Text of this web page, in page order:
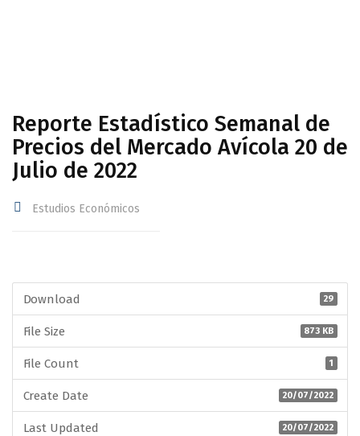
Reporte Estadístico Semanal de
Precios del Mercado Avícola 20 de
Julio de 2022
Estudios Económicos
Download 29
File Size 873 KB
File Count 1
Create Date 20/07/2022
Last Updated 20/07/2022